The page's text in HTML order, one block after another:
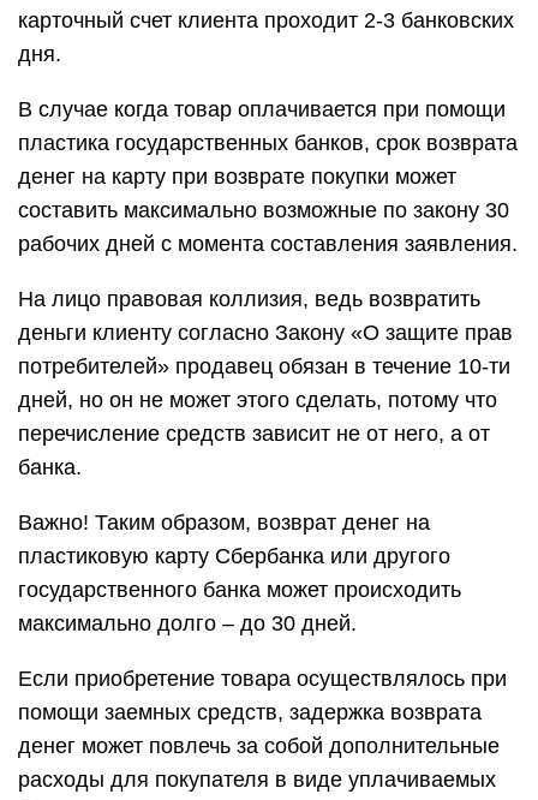
карточный счет клиента проходит 2-3 банковских
дня.
В случае когда товар оплачивается при помощи
пластика государственных банков, срок возврата
денег на карту при возврате покупки может
составить максимально возможные по закону 30
рабочих дней с момента составления заявления.
На лицо правовая коллизия, ведь возвратить
деньги клиенту согласно Закону «О защите прав
потребителей» продавец обязан в течение 10-ти
дней, но он не может этого сделать, потому что
перечисление средств зависит не от него, а от
банка.
Важно! Таким образом, возврат денег на
пластиковую карту Сбербанка или другого
государственного банка может происходить
максимально долго – до 30 дней.
Если приобретение товара осуществлялось при
помощи заемных средств, задержка возврата
денег может повлечь за собой дополнительные
расходы для покупателя в виде уплачиваемых